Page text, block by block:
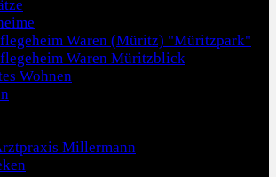
Waren (Müritz) "Müritzpark"
Waren Müritzblick
Wohnen
Millermann